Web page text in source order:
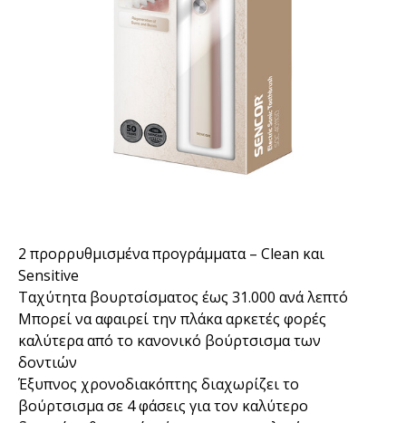
2 προρρυθμισμένα προγράμματα – Clean και
Sensitive
Ταχύτητα βουρτσίσματος έως 31.000 ανά λεπτό
Μπορεί να αφαιρεί την πλάκα αρκετές φορές
καλύτερα από το κανονικό βούρτσισμα των
δοντιών
Έξυπνος χρονοδιακόπτης διαχωρίζει το
βούρτσισμα σε 4 φάσεις για τον καλύτερο